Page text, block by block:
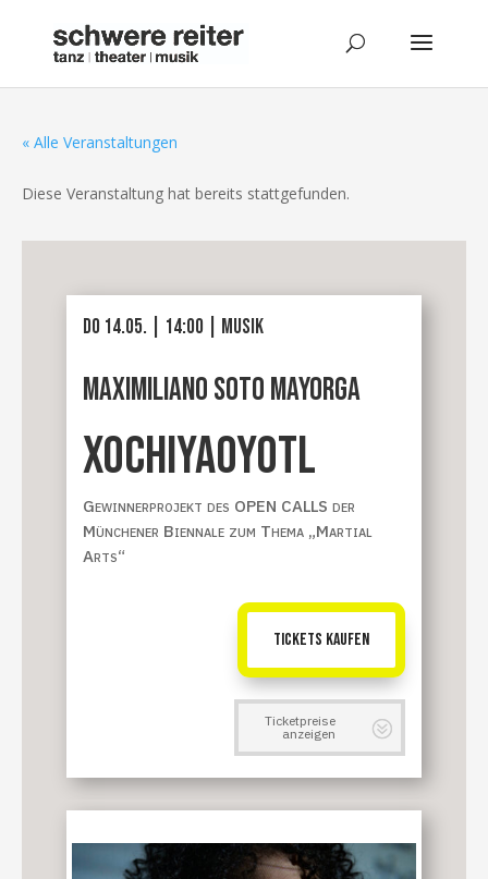
« Alle Veranstaltungen
Diese Veranstaltung hat bereits stattgefunden.
DO 14.05. | 14:00 | musik
Maximiliano Soto Mayorga
XOCHIYAOYOTL
Gewinnerprojekt des OPEN CALLS der
Münchener Biennale zum Thema „Martial
Arts“
TICKETS KAUFEN
Ticketpreise
anzeigen